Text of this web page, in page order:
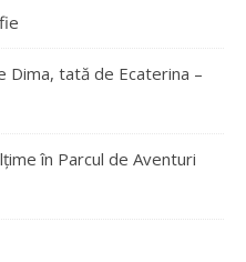
Dima, tată de Ecaterina –
în Parcul de Aventuri